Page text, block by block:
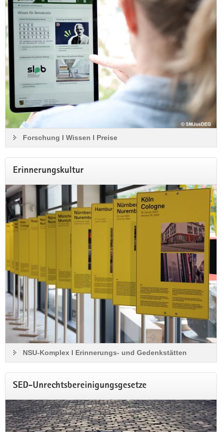
Dialog«
Vom 26.08. bis 27.08.2026 und vom 16.09. bis 17.09.2026
wird diese Fortbildung des Kulturbüro Sachsen bereits zum
zweiten Mal in diesem Jahr in Riesa stattfinden.
Mehr Informationen zu den Inhalten und den
Anmeldemodalitäten
SAVE THE DATE!
11. Jahreskonferenz des Demokratiezentrums
Sachsen
Am 29. September 2026 findet in Leipzig die 11.
Jahreskonferenz des Demokratiezentrums Sachsen statt.
Das diesjährige Schwerpunktthema nimmt Bezug auf das
Jahr der jüdischen Kultur 2026 und fokussiert auf das
Selbstverständnis jüdischen Lebens in Sachsen und
Deutschland und die damit verbundenen
Mehr Informationen
Forschung I Wissen I Preise
Erinnerungskultur
NSU-Komplex I Erinnerungs- und Gedenkstätten
SED-Unrechtsbereinigungsgesetze